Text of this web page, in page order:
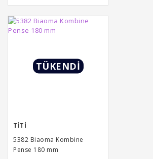
TÜKENDİ
TİTİ
5382 Biaoma Kombine
Pense 180 mm